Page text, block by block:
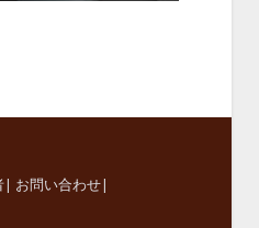
| お問い合わせ|